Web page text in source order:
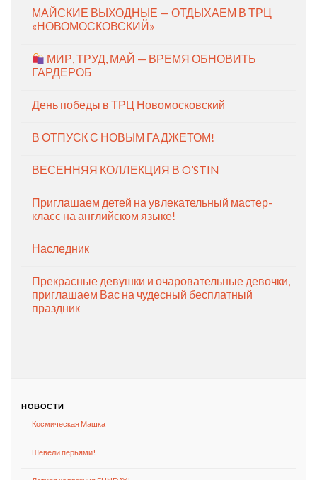
МАЙСКИЕ ВЫХОДНЫЕ — ОТДЫХАЕМ В ТРЦ
«НОВОМОСКОВСКИЙ»
МИР, ТРУД, МАЙ — ВРЕМЯ ОБНОВИТЬ
ГАРДЕРОБ
День победы в ТРЦ Новомосковский
В ОТПУСК С НОВЫМ ГАДЖЕТОМ!
ВЕСЕННЯЯ КОЛЛЕКЦИЯ В O’STIN
Приглашаем детей на увлекательный мастер-
класс на английском языке!
Наследник
Прекрасные девушки и очаровательные девочки,
приглашаем Вас на чудесный бесплатный
праздник
НОВОСТИ
Космическая Машка
Шевели перьями!